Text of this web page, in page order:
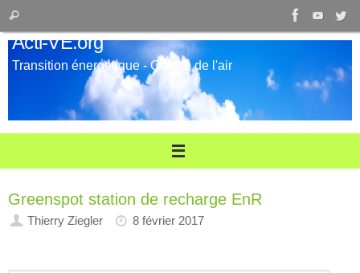
Passer
au
contenu
pour
:
Rechercher
Acti-VE.org
Transition énergétique - Qualité de l'air
Greenspot station de recharge EnR
Thierry Ziegler 8 février 2017